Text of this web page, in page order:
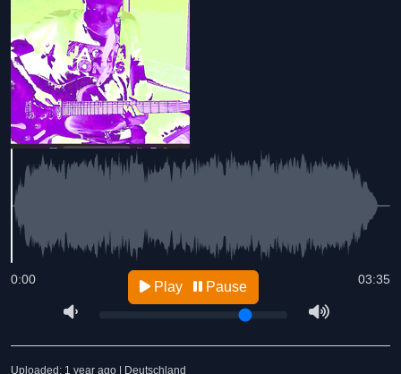
03:35
0:00 Play Pause
Uploaded: 1 year ago | Deutschland